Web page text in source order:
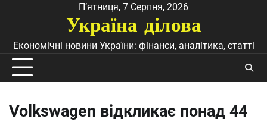
П’ятниця, 7 Серпня, 2026
Україна ділова
Економічні новини України: фінанси, аналітика, статті
Volkswagen відкликає понад 44